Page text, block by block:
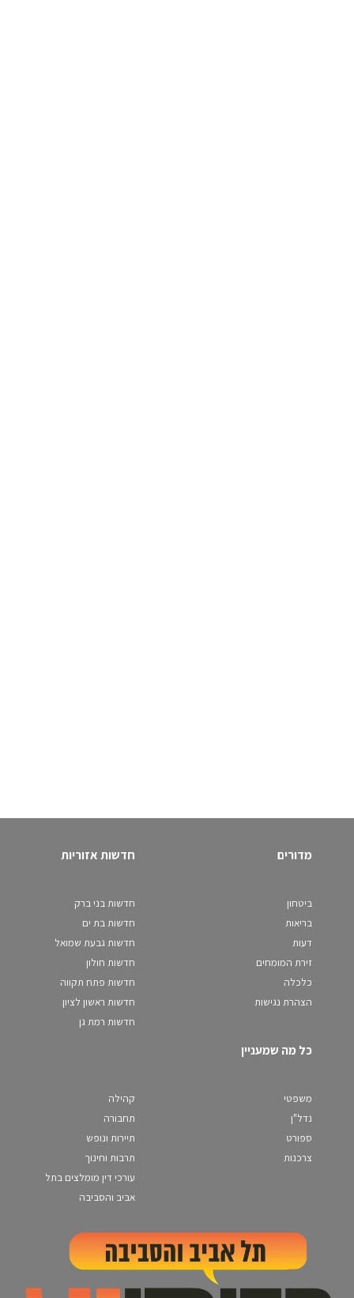
מדורים
ביטחון
בריאות
דעות
זירת המומחים
כלכלה
הצהרת נגישות
חדשות אזוריות
חדשות בני ברק
חדשות בת ים
חדשות גבעת שמואל
חדשות חולון
חדשות פתח תקווה
חדשות ראשון לציון
חדשות רמת גן
כל מה שמעניין
משפטי
נדל"ן
ספורט
צרכנות
קהילה
תחבורה
תיירות ונופש
תרבות וחינוך
עורכי דין מומלצים בתל
אביב והסביבה